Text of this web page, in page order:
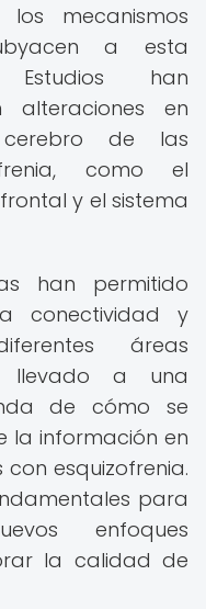
mecanismos
a esta
Estudios han
alteraciones en
de las
como el
y el sistema
han permitido
conectividad y
áreas
llevado a una
de cómo se
la información en
esquizofrenia.
para
enfoques
la calidad de